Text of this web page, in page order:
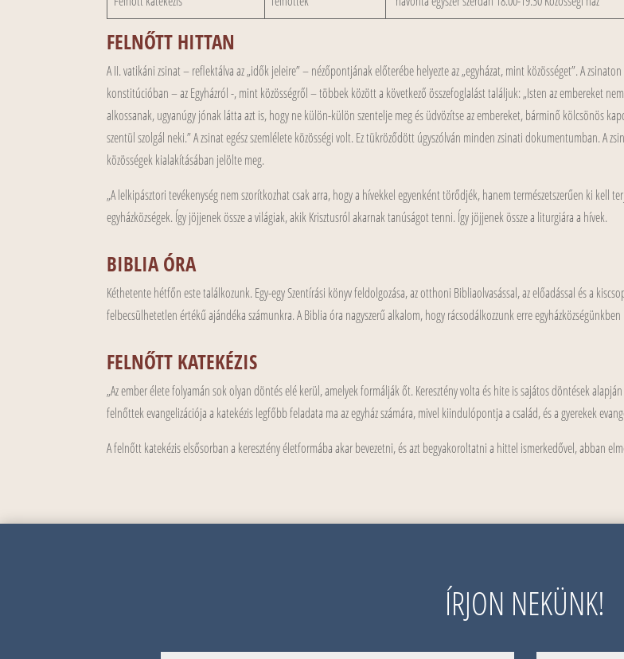
FELNŐTT HITTAN
A II. vatikáni zsinat – reflektálva az „idők jeleire” – nézőpontjának előterébe helyezte az „egyházat, mint közösséget”. A
konstitúcióban – az Egyházról -, mint közösségről – többek között a következő összefoglalást találjuk: „Isten az embereket
alkossanak, ugyanúgy jónak látta azt is, hogy ne külön-külön szentelje meg és üdvözítse az embereket, bárminő kölcsönös
szentül szolgál neki.” A zsinat egész szemlélete közösségi volt. Ez tükröződött úgyszólván minden zsinati dokumentumban. A
közösségek kialakításában jelölte meg.
„A lelkipásztori tevékenység nem szorítkozhat csak arra, hogy a hívekkel egyenként törődjék, hanem természetszerűen ki kell
egyházközségek. Így jöjjenek össze a világiak, akik Krisztusról akarnak tanúságot tenni. Így jöjjenek össze a liturgiára a hívek.
BIBLIA ÓRA
Kéthetente hétfőn este találkozunk. Egy-egy Szentírási könyv feldolgozása, az otthoni Bibliaolvasással, az előadással és a
felbecsülhetetlen értékű ajándéka számunkra. A Biblia óra nagyszerű alkalom, hogy rácsodálkozzunk erre egyházközségünkben
FELNŐTT KATEKÉZIS
„Az ember élete folyamán sok olyan döntés elé kerül, amelyek formálják őt. Keresztény volta és hite is sajátos döntések
felnőttek evangelizációja a katekézis legfőbb feladata ma az egyház számára, mivel kiindulópontja a család, és a gyerekek
A felnőtt katekézis elsősorban a keresztény életformába akar bevezetni, és azt begyakoroltatni a hittel ismerkedővel, abban
ÍRJON NEKÜNK!